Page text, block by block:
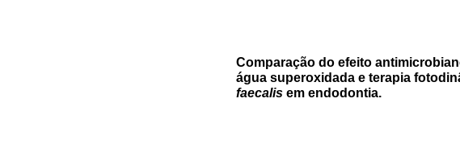
Comparação do efeito
água superoxidada e terapia
faecalis em endodontia.